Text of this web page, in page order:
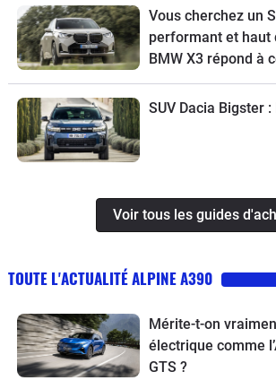
son guide d’achat.
Vous cherchez un
performant et haut
BMW X3 répond à
pour choisir la
suivez le guide.
SUV Dacia Bigster
Voir tous les guides
TOUTE L'ACTUALITÉ ALPINE A390
Mérite-t-on
électrique comme
GTS ?